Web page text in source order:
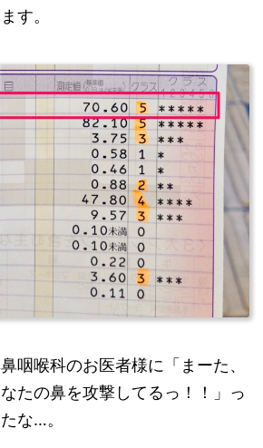
す。
咽喉科のお医者様に「まーた、
たの鼻を攻撃してるっ！！」っ
な…。